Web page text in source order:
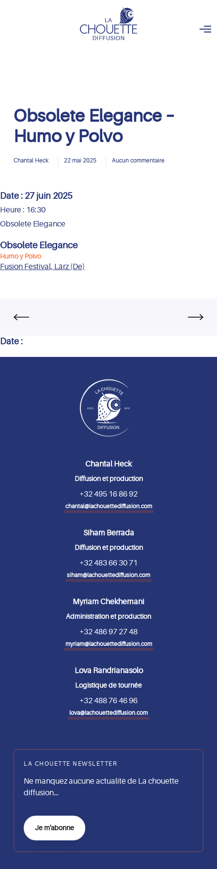
O
Obsolete Elegance –
Humo y Polvo
Chantal Heck 22 mai 2025 Aucun commentaire
Date : 27 juin 2025
Heure : 16:30
Obsolete Elegance
Obsolete Elegance
Humo y Polvo
Fusion Festival, Lärz (De)
Date :
Chantal Heck
Diffusion et production
+32 495 16 86 92
chantal@lachouettediffusion.com
Siham Berrada
Diffusion et production
+32 483 66 30 71
siham@lachouettediffusion.com
Myriam Chekhemani
Administration et production
+32 486 97 27 48
myriam@lachouettediffusion.com
Lova Randrianasolo
Logistique de tournée
+32 488 76 46 96
lova@lachouettediffusion.com
LA CHOUETTE NEWSLETTER
Ne manquez aucune actualité de La chouette
diffusion…
Je m'abonne